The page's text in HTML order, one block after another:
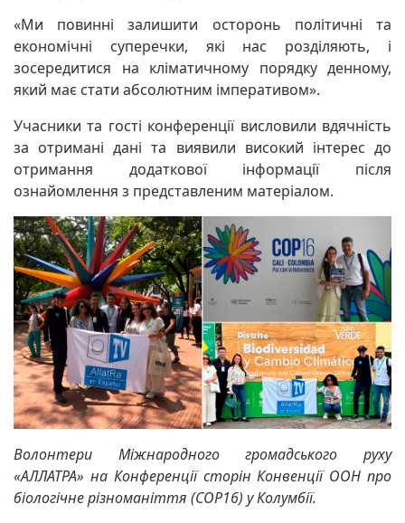
«Ми повинні залишити осторонь політичні та
економічні суперечки, які нас розділяють, і
зосередитися на кліматичному порядку денному,
який має стати абсолютним імперативом».
Учасники та гості конференції висловили вдячність
за отримані дані та виявили високий інтерес до
отримання додаткової інформації після
ознайомлення з представленим матеріалом.
Волонтери Міжнародного громадського руху
«АЛЛАТРА» на Конференції сторін Конвенції ООН про
біологічне різноманіття (COP16) у Колумбії.